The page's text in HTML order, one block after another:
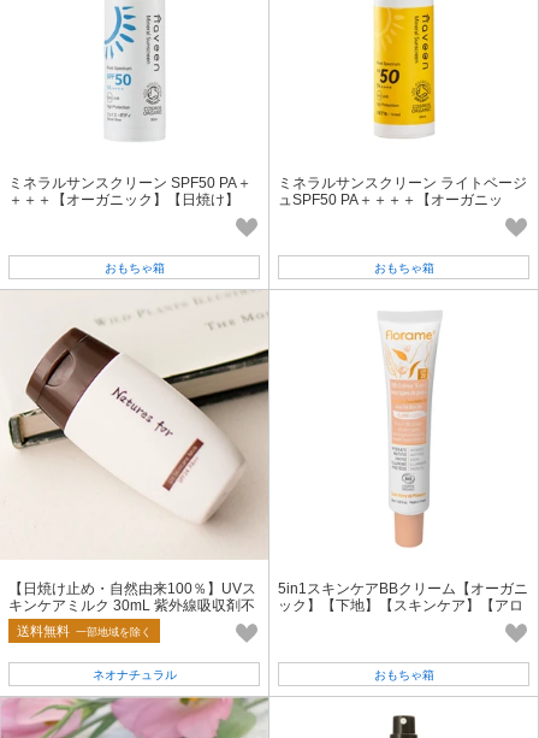
ミネラルサンスクリーン SPF50 PA＋
＋＋＋【オーガニック】【日焼け】
おもちゃ箱
ミネラルサンスクリーン ライトベージ
ュSPF50 PA＋＋＋＋【オーガニッ
おもちゃ箱
【日焼け止め・自然由来100％】UVス
キンケアミルク 30mL 紫外線吸収剤不
使用 敏感肌 無添加 オーガニック
送料無料 一部地域を除く
ネオナチュラル
5in1スキンケアBBクリーム【オーガニ
ック】【下地】【スキンケア】【アロ
おもちゃ箱